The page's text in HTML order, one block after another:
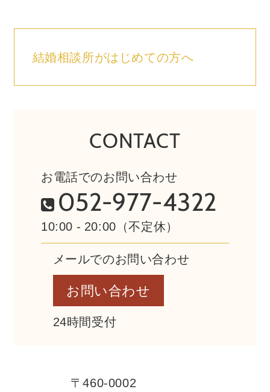
結婚相談所がはじめての方へ
CONTACT
お電話でのお問い合わせ
052-977-4322
10:00 - 20:00（不定休）
メールでのお問い合わせ
お問い合わせ
24時間受付
〒460-0002